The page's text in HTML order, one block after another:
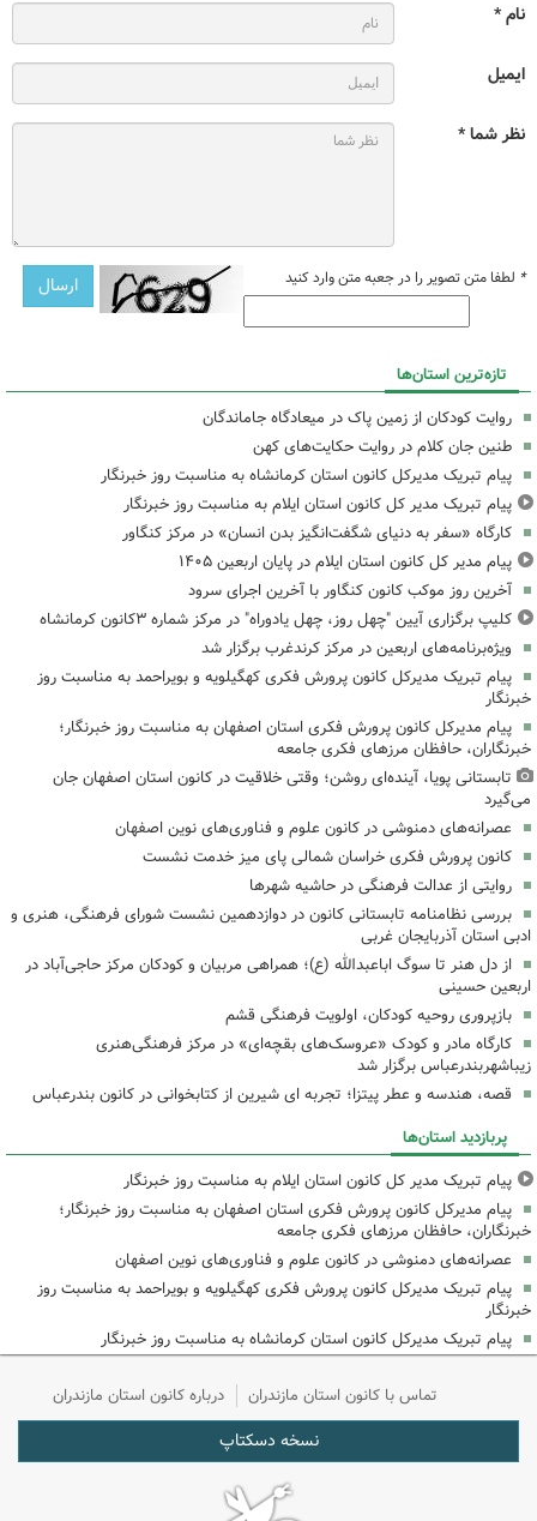
نام *
ایمیل
نظر شما *
* لطفا متن تصویر را در جعبه متن وارد کنید
تازه‌ترین استان‌ها
روایت کودکان از زمین پاک در میعادگاه جاماندگان
طنین جان کلام در روایت حکایت‌های کهن
پیام تبریک مدیرکل کانون استان کرمانشاه به مناسبت روز خبرنگار
پیام تبریک مدیر کل کانون استان ایلام به مناسبت روز خبرنگار
کارگاه «سفر به دنیای شگفت‌انگیز بدن انسان» در مرکز کنگاور
پیام مدیر کل کانون استان ایلام در پایان اربعین ۱۴۰۵
آخرین روز موکب کانون کنگاور با آخرین اجرای سرود
کلیپ برگزاری آیین "چهل روز، چهل یادوراه" در مرکز شماره ۳کانون کرمانشاه
ویژه‌برنامه‌های اربعین در مرکز کرندغرب برگزار شد
پیام تبریک مدیرکل کانون پرورش فکری کهگیلویه و بویراحمد به مناسبت روز
خبرنگار
پیام مدیرکل کانون پرورش فکری استان اصفهان به مناسبت روز خبرنگار؛
خبرنگاران، حافظان مرزهای فکری جامعه
تابستانی پویا، آینده‌ای روشن؛ وقتی خلاقیت در کانون استان اصفهان جان
می‌گیرد
عصرانه‌های دمنوشی در کانون علوم و فناوری‌های نوین اصفهان
کانون پرورش فکری خراسان شمالی پای میز خدمت نشست
روایتی از عدالت فرهنگی در حاشیه شهرها
بررسی نظامنامه تابستانی کانون در دوازدهمین نشست شورای فرهنگی، هنری و
ادبی استان آذربایجان غربی
از دل هنر تا سوگ اباعبدالله (ع)؛ همراهی مربیان و کودکان مرکز حاجی‌آباد در
اربعین حسینی
بازپروری روحیه کودکان، اولویت فرهنگی قشم
کارگاه مادر و کودک «عروسک‌های بقچه‌ای» در مرکز فرهنگی‌هنری
زیباشهربندرعباس برگزار شد
قصه، هندسه و عطر پیتزا؛ تجربه ای شیرین از کتابخوانی در کانون بندرعباس
پربازدید استان‌ها
پیام تبریک مدیر کل کانون استان ایلام به مناسبت روز خبرنگار
پیام مدیرکل کانون پرورش فکری استان اصفهان به مناسبت روز خبرنگار؛
خبرنگاران، حافظان مرزهای فکری جامعه
عصرانه‌های دمنوشی در کانون علوم و فناوری‌های نوین اصفهان
پیام تبریک مدیرکل کانون پرورش فکری کهگیلویه و بویراحمد به مناسبت روز
خبرنگار
پیام تبریک مدیرکل کانون استان کرمانشاه به مناسبت روز خبرنگار
تماس با کانون استان مازندران درباره کانون استان مازندران
نسخه دسکتاپ